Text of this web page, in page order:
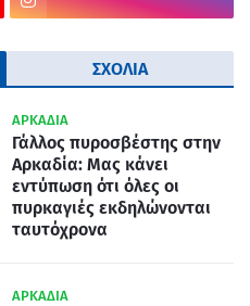
ΣΧΟΛΙΑ
ΑΡΚΑΔΙΑ
Γάλλος πυροσβέστης στην
Αρκαδία: Μας κάνει
εντύπωση ότι όλες οι
πυρκαγιές εκδηλώνονται
ταυτόχρονα
ΑΡΚΑΔΙΑ